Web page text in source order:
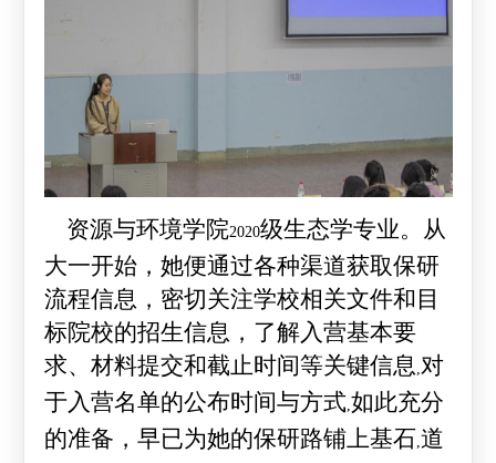
资源与环境学院2020级生态学专业。从
大一开始，她便通过各种渠道获取保研
流程信息，密切关注学校相关文件和目
标院校的招生信息，了解入营基本要
求、材料提交和截止时间等关键信息,对
于入营名单的公布时间与方式,如此充分
的准备，早已为她的保研路铺上基石,道